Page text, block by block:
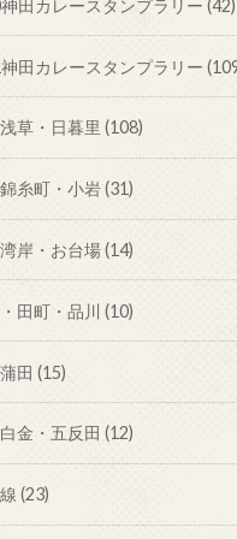
田カレースタンプラリー(42)
田カレースタンプラリー
草・日暮里 (108)
糸町・小岩(31)
岸・お台場(14)
田町・品川 (10)
田 (15)
金・五反田 (12)
(23)